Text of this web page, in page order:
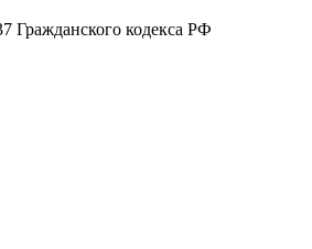
Гражданского кодекса РФ